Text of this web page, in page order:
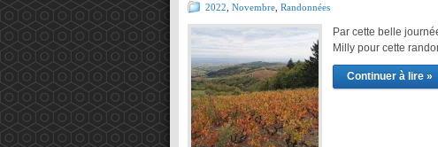
2022 Novembre Randonnées
Par cette belle
Milly pour cette
Continuer à lire »